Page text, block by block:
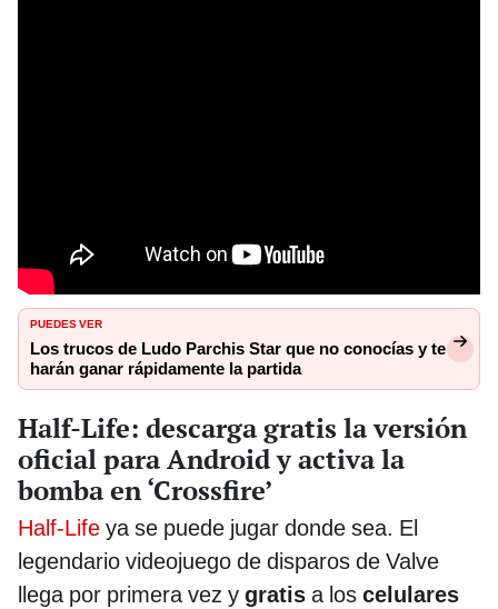
PUEDES VER
Los trucos de Ludo Parchis Star que no conocías y te
harán ganar rápidamente la partida
Half-Life: descarga gratis la versión
oficial para Android y activa la
bomba en ‘Crossfire’
Half-Life ya se puede jugar donde sea. El
legendario videojuego de disparos de Valve
llega por primera vez y gratis a los celulares